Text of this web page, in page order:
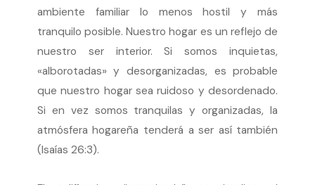
ambiente familiar lo menos hostil y más
tranquilo posible. Nuestro hogar es un reflejo de
nuestro ser interior. Si somos inquietas,
«alborotadas» y desorganizadas, es probable
que nuestro hogar sea ruidoso y desordenado.
Si en vez somos tranquilas y organizadas, la
atmósfera hogareña tenderá a ser así también
(Isaías 26:3).